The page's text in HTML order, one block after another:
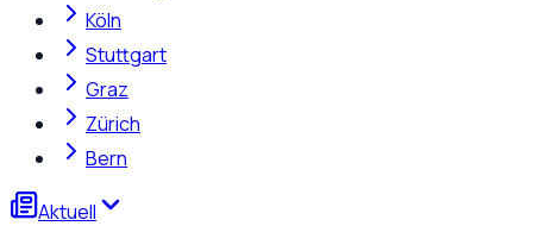
Köln
Stuttgart
Graz
Zürich
Bern
Aktuell